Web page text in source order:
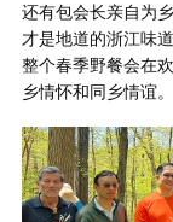
还有包会长亲自为
才是地道的浙江味
整个春季野餐会在
乡情怀和同乡情谊。